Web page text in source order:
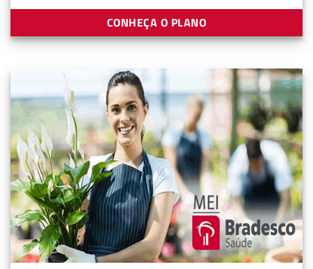
CONHEÇA O PLANO